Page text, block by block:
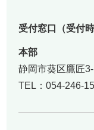
受付窓口 （受付
本部
静岡市葵区鷹匠
TEL：054-246-